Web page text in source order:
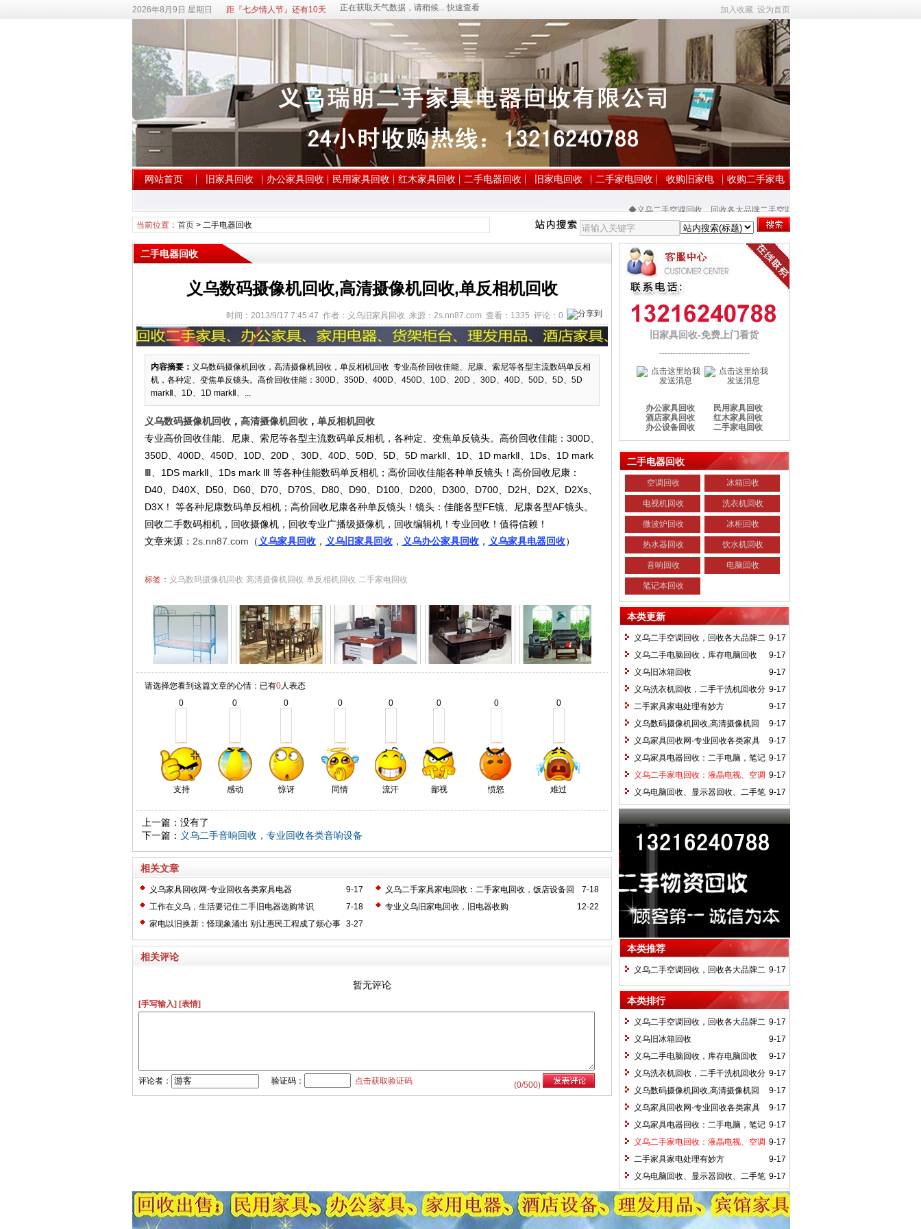
2026年8月9日 星期日 距『七夕情人节』还有10天 加入收藏 设为首页
网站首页 旧家具回收 办公家具回收 民用家具回收 红木家具回收 二手电器回收 旧家电回收 二手家电回收 收购旧家电 收购二手家电
◆义乌二手空调回收，回收各大品牌二手空调
◆义乌二手电脑回收，库存电脑回收
当前位置： 首页> 二手电器回收
二手电器回收
义乌数码摄像机回收,高清摄像机回收,单反相机回收
时间：2013/9/17 7:45:47 作者：义乌旧家具回收 来源：2s.nn87.com 查看： 1335 评论： 0
内容摘要： 义乌数码摄像机回收，高清摄像机回收，单反相机回收 专业高价回收佳能、尼康、索尼等各型主流数码单反相
机，各种定、变焦单反镜头。高价回收佳能：300D、350D、400D、450D、10D、20D 、30D、40D、50D、5D、5D
markⅡ、1D、1D markⅡ、...
义乌数码摄像机回收， 高清摄像机回收， 单反相机回收
专业高价回收佳能、尼康、索尼等各型主流数码单反相机，各种定、变焦单反镜头。高价回收佳能：300D、
350D、400D、450D、10D、20D 、30D、40D、50D、5D、5D markⅡ、1D、1D markⅡ、1Ds、1D mark
Ⅲ、1DS markⅡ、1Ds mark Ⅲ 等各种佳能数码单反相机；高价回收佳能各种单反镜头！高价回收尼康：
D40、D40X、D50、D60、D70、D70S、D80、D90、D100、D200、D300、D700、D2H、D2X、D2Xs、
D3X！ 等各种尼康数码单反相机；高价回收尼康各种单反镜头！镜头：佳能各型FE镜、尼康各型AF镜头。
回收二手数码相机，回收摄像机，回收专业广播级摄像机，回收编辑机！专业回收！值得信赖！
文章来源： 2s.nn87.com （ 义乌家具回收， 义乌旧家具回收， 义乌办公家具回收， 义乌家具电器回收）
标签： 义乌数码摄像机回收 高清摄像机回收 单反相机回收 二手家电回收
请选择您看到这篇文章的心情：已有0人表态
0
支持
0
感动
0
惊讶
0
同情
0
流汗
0
鄙视
0
愤怒
0
难过
上一篇：没有了
下一篇： 义乌二手音响回收，专业回收各类音响设备
相关文章
9-17
义乌家具回收网-专业回收各类家具电器 7-18
义乌二手家具家电回收：二手家电回收，饭店设备回
收 二手设备回收
7-18
工作在义乌，生活要记住二手旧电器选购常识 12-22
专业义乌旧家电回收，旧电器收购
3-27
家电以旧换新：怪现象涌出 别让惠民工程成了烦心事
相关评论
暂无评论
[手写输入] [表情]
(0/500)
评论者： 验证码： 点击获取验证码
旧家具回收-免费上门看货
---------------------------------
办公家具回收
酒店家具回收
办公设备回收
民用家具回收
红木家具回收
二手家电回收
二手电器回收
空调回收 冰箱回收
电视机回收 洗衣机回收
微波炉回收 冰柜回收
热水器回收 饮水机回收
音响回收 电脑回收
笔记本回收
本类更新
9-17
义乌二手空调回收，回收各大品牌二
手空调
9-17
义乌二手电脑回收，库存电脑回收
9-17
义乌旧冰箱回收
9-17
义乌洗衣机回收，二手干洗机回收分
类
9-17
二手家具家电处理有妙方
9-17
义乌数码摄像机回收,高清摄像机回
收,单反相机回收
9-17
义乌家具回收网-专业回收各类家具
电器
9-17
义乌家具电器回收：二手电脑，笔记
本，台式机，显示器，液晶显示器，传真
机，打印机，复印机，一体机回收等等
9-17
义乌二手家电回收：液晶电视、空调
冰箱、洗衣机、二手冰箱回收
9-17
义乌电脑回收、显示器回收、二手笔
记本回收
本类推荐
9-17
义乌二手空调回收，回收各大品牌二
手空调
本类排行
9-17
义乌二手空调回收，回收各大品牌二
手空调
9-17
义乌旧冰箱回收
9-17
义乌二手电脑回收，库存电脑回收
9-17
义乌洗衣机回收，二手干洗机回收分
类
9-17
义乌数码摄像机回收,高清摄像机回
收,单反相机回收
9-17
义乌家具回收网-专业回收各类家具
电器
9-17
义乌家具电器回收：二手电脑，笔记
本，台式机，显示器，液晶显示器，传真
机，打印机，复印机，一体机回收等等
9-17
义乌二手家电回收：液晶电视、空调
冰箱、洗衣机、二手冰箱回收
9-17
二手家具家电处理有妙方
9-17
义乌电脑回收、显示器回收、二手笔
记本回收